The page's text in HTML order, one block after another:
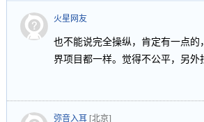
火星网友
也不能说完全操纵，肯定有一点
界项目都一样。觉得不公平，另
弥音入耳 [北京]